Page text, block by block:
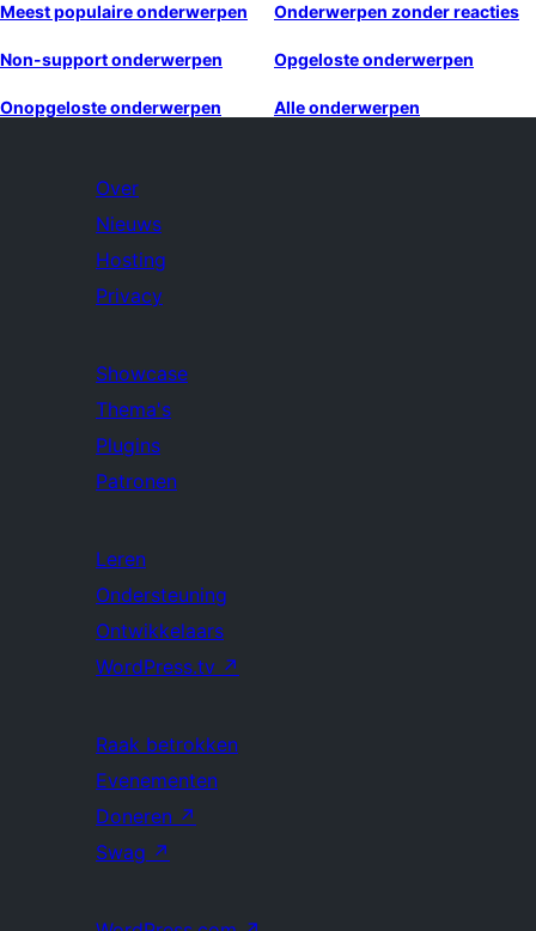
Meest populaire onderwerpen Onderwerpen zonder reacties
Non-support onderwerpen Opgeloste onderwerpen
Onopgeloste onderwerpen Alle onderwerpen
Over
Nieuws
Hosting
Privacy
Showcase
Thema's
Plugins
Patronen
Leren
Ondersteuning
Ontwikkelaars
WordPress.tv ↗
Raak betrokken
Evenementen
Doneren ↗
Swag ↗